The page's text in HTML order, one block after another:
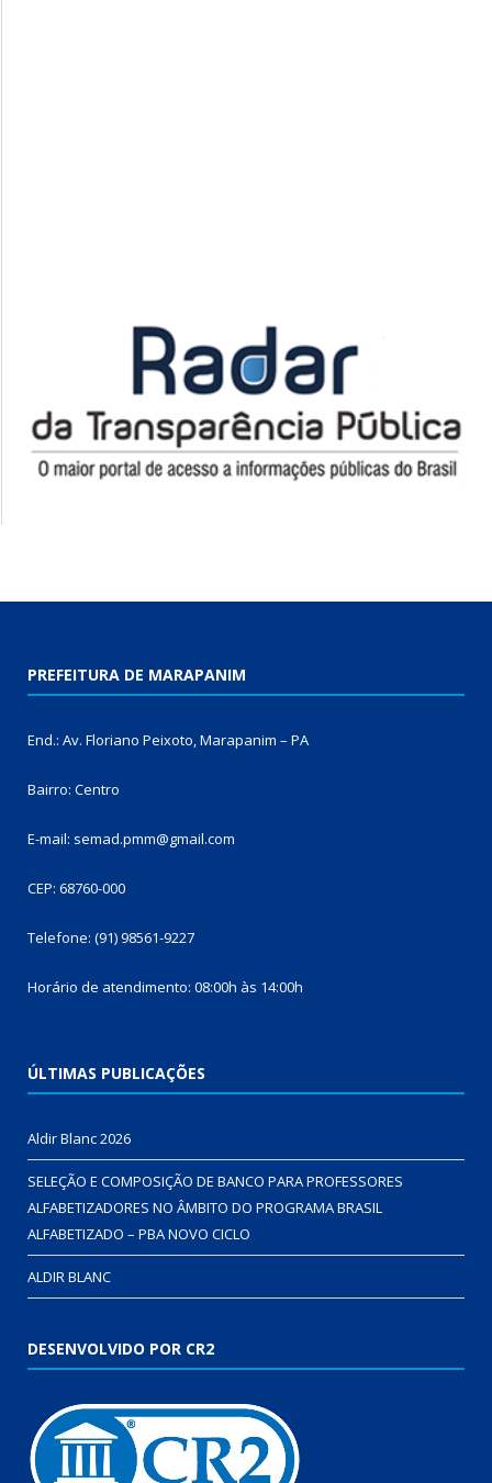
PREFEITURA DE MARAPANIM
End.: Av. Floriano Peixoto, Marapanim – PA
Bairro: Centro
E-mail: semad.pmm@gmail.com
CEP: 68760-000
Telefone: (91) 98561-9227
Horário de atendimento: 08:00h às 14:00h
ÚLTIMAS PUBLICAÇÕES
Aldir Blanc 2026
SELEÇÃO E COMPOSIÇÃO DE BANCO PARA PROFESSORES
ALFABETIZADORES NO ÂMBITO DO PROGRAMA BRASIL
ALFABETIZADO – PBA NOVO CICLO
ALDIR BLANC
DESENVOLVIDO POR CR2